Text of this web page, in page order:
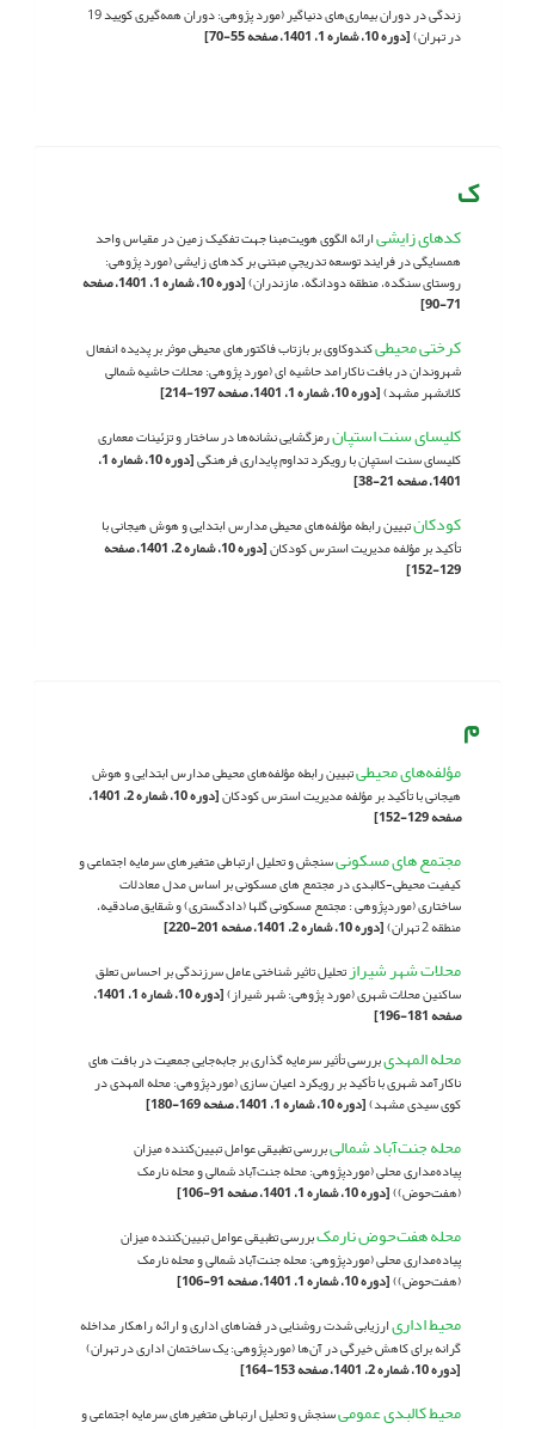
زندگی در دوران بیماری‌های دنیاگیر (مورد پژوهی: دوران همه‌گیری کویید 19
در تهران)[دوره 10، شماره 1، 1401، صفحه 55-70]
ک
کدهای زایشیارائه الگوی هویت‌مبنا جهت تفکیک زمین در مقیاس واحد
همسایگی در فرایند توسعه تدریجیِ مبتنی بر کدهای زایشی (مورد پژوهی:
روستای سنگده، منطقه دودانگه، مازندران)
[دوره 10، شماره 1، 1401، صفحه
71-90]
کرختی محیطیکندوکاوی بر بازتاب فاکتورهای محیطی موثر بر پدیده انفعال
شهروندان در بافت ناکارامد حاشیه ای (مورد پژوهی: محلات حاشیه شمالى
کلانشهر مشهد)[دوره 10، شماره 1، 1401، صفحه 197-214]
کلیسای سنت استپانرمزگشایی نشانه‌ها در ساختار و تزئینات معماری
کلیسای سنت استپان با رویکرد تداوم پایداری فرهنگی
[دوره 10، شماره 1،
1401، صفحه 21-38]
کودکانتبیین رابطه مؤلفه‌های محیطی مدارس ابتدایی و هوش هیجانی با
تأکید بر مؤلفه مدیریت استرس کودکان
[دوره 10، شماره 2، 1401، صفحه
129-152]
م
مؤلفه‌های محیطیتبیین رابطه مؤلفه‌های محیطی مدارس ابتدایی و هوش
هیجانی با تأکید بر مؤلفه مدیریت استرس کودکان
[دوره 10، شماره 2، 1401،
صفحه 129-152]
مجتمع های مسکونیسنجش و تحلیل ارتباطی متغیرهای سرمایه اجتماعی و
کیفیت محیطی-کالبدی در مجتمع های مسکونی بر اساس مدل معادلات
ساختاری (موردپژوهی : مجتمع مسکونی گلها (دادگستری) و شقایق صادقیه،
منطقه 2 تهران)
[دوره 10، شماره 2، 1401، صفحه 201-220]
محلات شهر شیرازتحلیل تاثیر شناختی عامل سرزندگی بر احساس تعلق
ساکنین محلات شهری (مورد پژوهی: شهر شیراز)
[دوره 10، شماره 1، 1401،
صفحه 181-196]
محله المهدیبررسی تأثیر سرمایه گذاری بر جابه‌جایی جمعیت در بافت های
ناکارآمد شهری با تأکید بر رویکرد اعیان سازی (موردپژوهی: محله المهدی در
کوی سیدی مشهد)[دوره 10، شماره 1، 1401، صفحه 169-180]
محله جنت‌آباد شمالیبررسی تطبیقی عوامل تبیین‌کننده میزان
پیاده‌مداری محلی (موردپژوهی: محله جنت‌آباد شمالی و محله نارمک
(هفت‌حوض))[دوره 10، شماره 1، 1401، صفحه 91-106]
محله هفت‌حوض نارمکبررسی تطبیقی عوامل تبیین‌کننده میزان
پیاده‌مداری محلی (موردپژوهی: محله جنت‌آباد شمالی و محله نارمک
(هفت‌حوض))[دوره 10، شماره 1، 1401، صفحه 91-106]
محیط اداریارزیابی شدت روشنایی در فضاهای اداری و ارائه راهکار مداخله
گرانه برای کاهش خیرگی در آن‌ها (موردپژوهی: یک ساختمان اداری در تهران)
[دوره 10، شماره 2، 1401، صفحه 153-164]
محیط کالبدی عمومیسنجش و تحلیل ارتباطی متغیرهای سرمایه اجتماعی و